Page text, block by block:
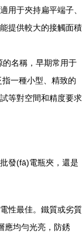
用于夾持扁平端子、
提供較大的接觸面積
的名稱，早期常用于
一種小型、精致的
等對空間和精度要求
發(fā)電瓶夾，還是
性最佳。鐵質或劣質
應均勻光亮，防銹